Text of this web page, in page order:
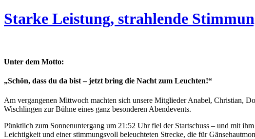
Starke Leistung, strahlende
Unter dem Motto:
„Schön, dass du da bist – jetzt bring die Nacht zum Leuchten!“
Am vergangenen Mittwoch machten sich unsere Mitglieder Anabel, Christian,
Wischlingen zur Bühne eines ganz besonderen Abendevents.
Pünktlich zum Sonnenuntergang um 21:52 Uhr fiel der Startschuss – und mit
Leichtigkeit und einer stimmungsvoll beleuchteten Strecke, die für